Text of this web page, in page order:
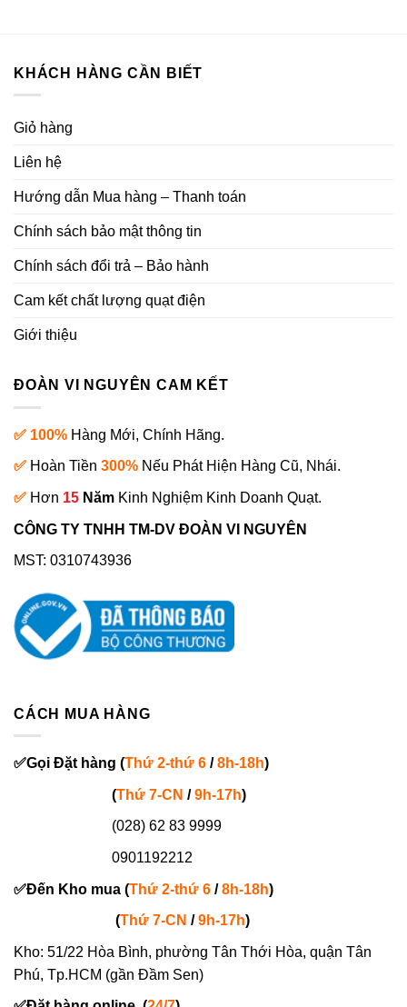
KHÁCH HÀNG CẦN BIẾT
Giỏ hàng
Liên hệ
Hướng dẫn Mua hàng – Thanh toán
Chính sách bảo mật thông tin
Chính sách đổi trả – Bảo hành
Cam kết chất lượng quạt điện
Giới thiệu
ĐOÀN VI NGUYÊN CAM KẾT
✅ 100% Hàng Mới, Chính Hãng.
✅ Hoàn Tiền 300% Nếu Phát Hiện Hàng Cũ, Nhái.
✅ Hơn 15 Năm Kinh Nghiệm Kinh Doanh Quạt.
CÔNG TY TNHH TM-DV ĐOÀN VI NGUYÊN
MST: 0310743936
CÁCH MUA HÀNG
✅Gọi Đặt hàng (Thứ 2-thứ 6 /8h-18h)
(Thứ 7-CN /9h-17h)
(028) 62 83 9999
0901192212
✅Đến Kho mua (Thứ 2-thứ 6 /8h-18h)
(Thứ 7-CN /9h-17h)
Kho: 51/22 Hòa Bình, phường Tân Thới Hòa, quận Tân
Phú, Tp.HCM (gần Đầm Sen)